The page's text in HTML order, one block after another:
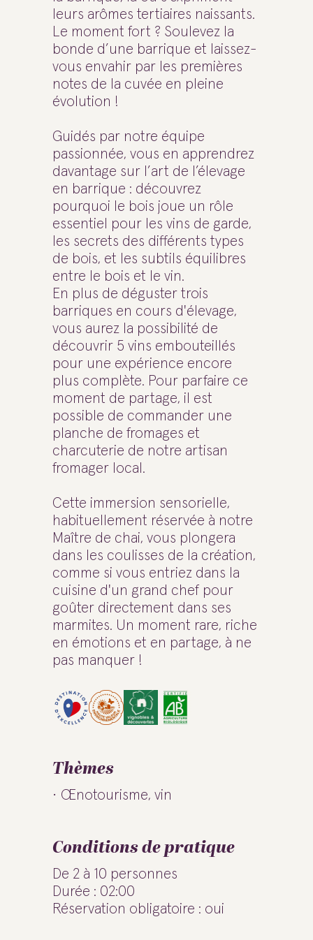
leurs arômes tertiaires naissants.
Le moment fort ? Soulevez la
bonde d’une barrique et laissez-
vous envahir par les premières
notes de la cuvée en pleine
évolution !
Guidés par notre équipe
passionnée, vous en apprendrez
davantage sur l’art de l’élevage
en barrique : découvrez
pourquoi le bois joue un rôle
essentiel pour les vins de garde,
les secrets des différents types
de bois, et les subtils équilibres
entre le bois et le vin.
En plus de déguster trois
barriques en cours d'élevage,
vous aurez la possibilité de
découvrir 5 vins embouteillés
pour une expérience encore
plus complète. Pour parfaire ce
moment de partage, il est
possible de commander une
planche de fromages et
charcuterie de notre artisan
fromager local.
Cette immersion sensorielle,
habituellement réservée à notre
Maître de chai, vous plongera
dans les coulisses de la création,
comme si vous entriez dans la
cuisine d'un grand chef pour
goûter directement dans ses
marmites. Un moment rare, riche
en émotions et en partage, à ne
pas manquer !
Thèmes
Œnotourisme, vin
Conditions de pratique
De 2 à 10 personnes
Durée : 02:00
Réservation obligatoire : oui